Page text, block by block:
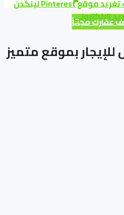
عقارك مجاناً
تغريدموقع Pinterest
لينكدن
الإلكتروني
بموقع متميز